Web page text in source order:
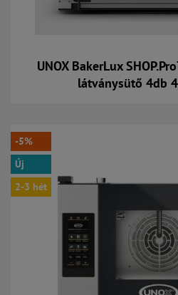
UNOX BakerLux
látványsütő 4db
-5%
Új
2-3 hét